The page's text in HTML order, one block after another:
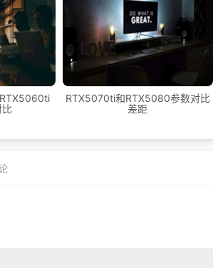
RTX5070ti和RTX5080参数对比
差距